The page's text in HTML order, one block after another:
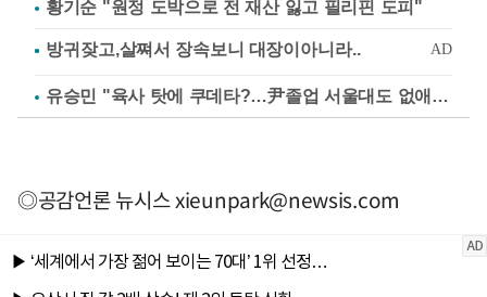
황기순 "원정 도박으로 전 재산 잃고 필리핀 도피"
유승민 "육사 탓에 쿠데타?…尹졸업 서울대도 없애나"
◎공감언론 뉴시스xieunpark@newsis.com